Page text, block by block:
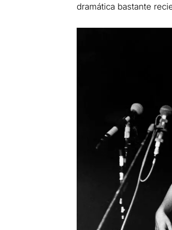
dramática bastante